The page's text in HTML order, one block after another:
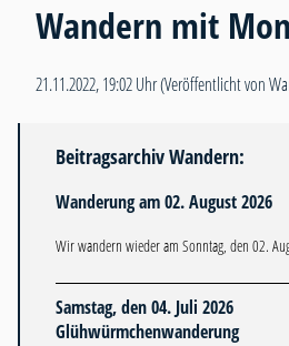
Wandern mit
21.11.2022, 19:02 Uhr(Veröffentlicht von
Beitragsarchiv Wandern:
Wanderung am 02. August 2026
Wir wandern wieder am Sonntag, den 02.
Samstag, den 04. Juli 2026
Glühwürmchenwanderung